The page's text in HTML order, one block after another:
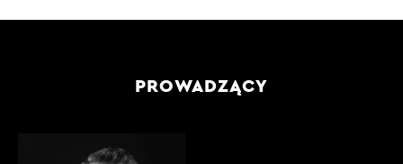
PROWADZĄCY